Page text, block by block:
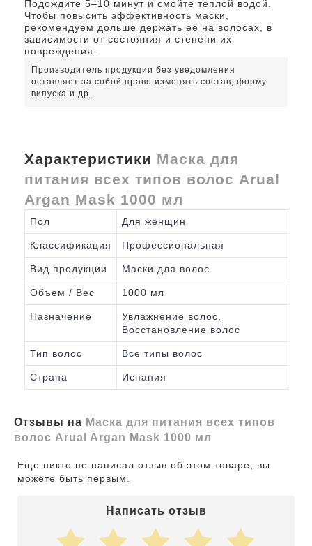
Подождите 5–10 минут и смойте теплой водой.
Чтобы повысить эффективность маски,
рекомендуем дольше держать ее на волосах, в
зависимости от состояния и степени их
повреждения.
Производитель продукции без уведомления
оставляет за собой право изменять состав, форму
випуска и др.
Характеристики Маска для
питания всех типов волос Arual
Argan Mask 1000 мл
Пол Для женщин
Классификация Профессиональная
Вид продукции Маски для волос
Объем / Вес 1000 мл
Назначение
Увлажнение волос,
Восстановление волос
Тип волос Все типы волос
Страна Испания
Отзывы на Маска для питания всех типов
волос Arual Argan Mask 1000 мл
Еще никто не написал отзыв об этом товаре, вы
можете быть первым.
Написать отзыв